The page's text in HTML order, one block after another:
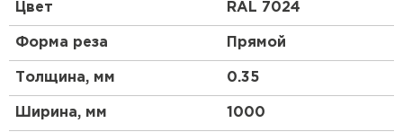
благодаря продольной резке профнастила.
холоднокатаная сталь, прошедшая горячую
оцинковку. Все марки профилированного металла
оцинковываются с обеих сторон.
Цвет RAL 7024
Форма реза Прямой
Толщина, мм 0.35
Ширина, мм 1000